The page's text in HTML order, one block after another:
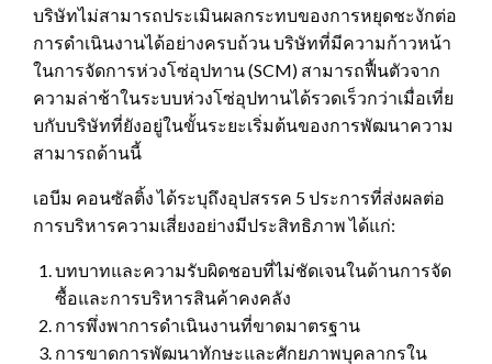
บริษัทไม่สามารถประเมินผลกระทบของการหยุดชะงักต่อ
การดำเนินงานได้อย่างครบถ้วน บริษัทที่มีความก้าวหน้า
ในการจัดการห่วงโซ่อุปทาน (SCM) สามารถฟื้นตัวจาก
ความล่าช้าในระบบห่วงโซ่อุปทานได้รวดเร็วกว่าเมื่อเที่ย
บกับบริษัทที่ยังอยู่ในขั้นระยะเริ่มต้นของการพัฒนาความ
สามารถด้านนี้
เอบีม คอนซัลติ้ง ได้ระบุถึงอุปสรรค 5 ประการที่ส่งผลต่อ
การบริหารความเสี่ยงอย่างมีประสิทธิภาพ ได้แก่:
บทบาทและความรับผิดชอบที่ไม่ชัดเจนในด้านการจัด
ซื้อและการบริหารสินค้าคงคลัง
การพึ่งพาการดำเนินงานที่ขาดมาตรฐาน
การขาดการพัฒนาทักษะและศักยภาพบุคลากรใน